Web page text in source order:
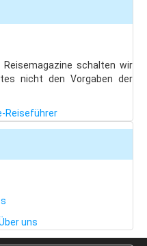
Ricky
schalten wir
nicht den Vorgaben der